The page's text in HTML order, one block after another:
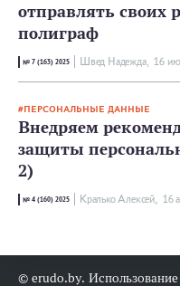
отправлять своих
полиграф
№ 7 (163) 2025 Швед Надежда, 16
ПЕРСОНАЛЬНЫЕ ДАННЫЕ
Внедряем
защиты
2)
№ 4 (160) 2025 Кралько Алексей, 16
© erudo.by.